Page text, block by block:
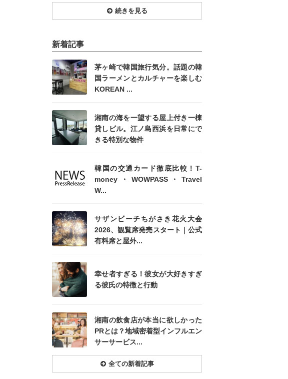
続きを見る
新着記事
茅ヶ崎で韓国旅行気分。話題の韓
国ラーメンとカルチャーを楽しむ
KOREAN ...
湘南の海を一望する屋上付き一棟
貸しビル。江ノ島西浜を日常にで
きる特別な物件
韓国の交通カード徹底比較！T-
money・WOWPASS・Travel
W...
サザンビーチちがさき花火大会
2026、観覧席発売スタート｜公式
有料席と屋外...
幸せ者すぎる！彼女が大好きすぎ
る彼氏の特徴と行動
湘南の飲食店が本当に欲しかった
PRとは？地域密着型インフルエン
サーサービス...
全ての新着記事